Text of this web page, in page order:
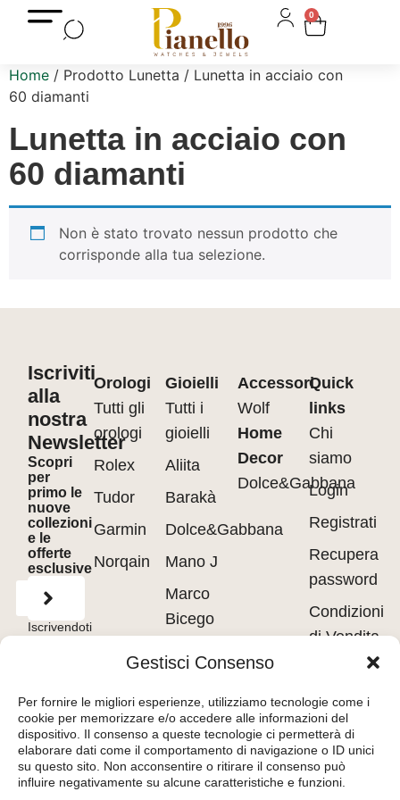
Gestisci Consenso
Per fornire le migliori esperienze, utilizziamo tecnologie come i
cookie per memorizzare e/o accedere alle informazioni del
dispositivo. Il consenso a queste tecnologie ci permetterà di
elaborare dati come il comportamento di navigazione o ID unici
su questo sito. Non acconsentire o ritirare il consenso può
influire negativamente su alcune caratteristiche e funzioni.
0
Home / Prodotto Lunetta / Lunetta in acciaio con
60 diamanti
Lunetta in acciaio con
60 diamanti
Non è stato trovato nessun prodotto che
corrisponde alla tua selezione.
Iscriviti
alla
nostra
Newsletter
Scopri
per
primo le
nuove
collezioni
e le
offerte
esclusive
Iscrivendoti
accetti
Orologi
Tutti gli
orologi
Rolex
Tudor
Garmin
Norqain
Gioielli
Tutti i
gioielli
Aliita
Barakà
Dolce&Gabbana
Mano J
Marco
Bicego
Bruni
Tavanti
Accessori
Wolf
Home
Decor
Dolce&Gabbana
Quick
links
Chi
siamo
Login
Registrati
Recupera
password
Condizioni
di Vendita
policy
Cookie
policy